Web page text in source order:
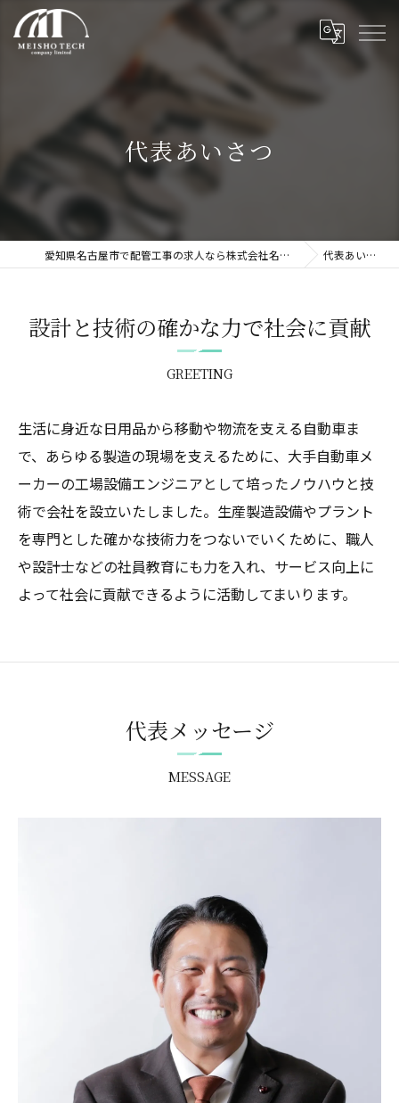
代表あいさつ
愛知県名古屋市で配管工事の求人なら株式会社名翔テック 代表あいさつ
設計と技術の確かな力で社会に貢献
GREETING
生活に身近な日用品から移動や物流を支える自動車ま
で、あらゆる製造の現場を支えるために、大手自動車メ
ーカーの工場設備エンジニアとして培ったノウハウと技
術で会社を設立いたしました。生産製造設備やプラント
を専門とした確かな技術力をつないでいくために、職人
や設計士などの社員教育にも力を入れ、サービス向上に
よって社会に貢献できるように活動してまいります。
代表メッセージ
MESSAGE